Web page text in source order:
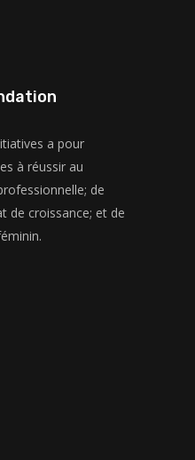
a pour
à réussir au
de
de croissance; et de